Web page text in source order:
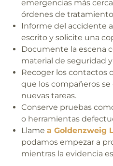
emergencias más
órdenes de
Informe del accidente
escrito y solicite una
Documente la escena
material de seguridad
Recoger los contactos
que los compañeros se
nuevas tareas.
Conserve pruebas
o herramientas
Llamea Goldenzweig
podamos empezar a
mientras la evidencia